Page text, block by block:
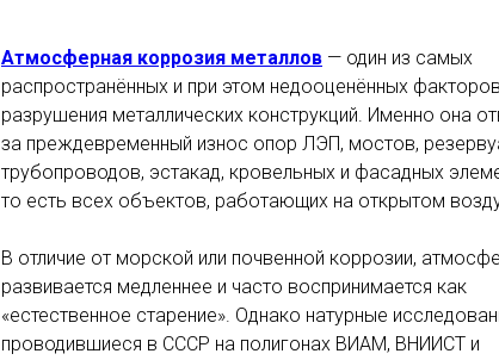
Атмосферная коррозия металлов — один из самых
распространённых и при этом недооценённых факторов
разрушения металлических конструкций. Именно она
за преждевременный износ опор ЛЭП, мостов,
трубопроводов, эстакад, кровельных и фасадных
то есть всех объектов, работающих на открытом
В отличие от морской или почвенной коррозии,
развивается медленнее и часто воспринимается как
«естественное старение». Однако натурные
проводившиеся в СССР на полигонах ВИАМ, ВНИИСТ и